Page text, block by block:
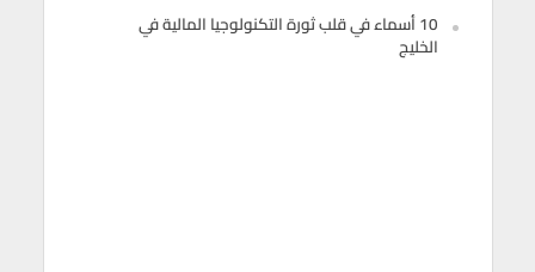
10 أسماء في قلب ثورة التكنولوجيا المالية في
الخليج